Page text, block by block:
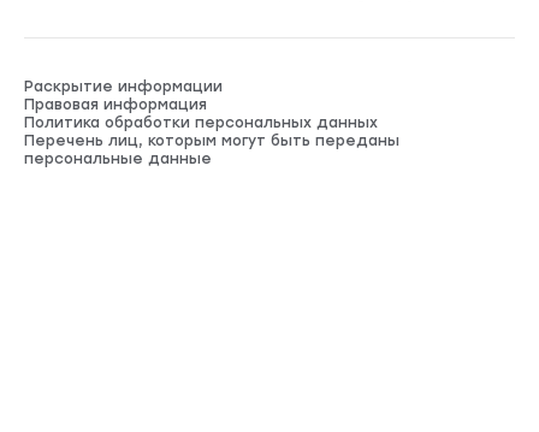
Раскрытие информации
Правовая информация
Политика обработки персональных данных
Перечень лиц, которым могут быть переданы
персональные данные